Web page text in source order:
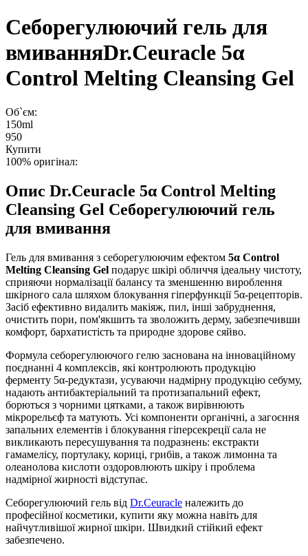
Себорегулюючий гель для
вмиванняDr.Ceuracle 5α
Control Melting Cleansing Gel
Об`єм:
150ml
950
Купити
100% оригінал:
Опис Dr.Ceuracle 5α Control Melting
Cleansing Gel Себорегулюючий гель
для вмивання
Гель для вмивання з себорегулюючим ефектом 5α Control
Melting Cleansing Gel подарує шкірі обличчя ідеальну чистоту,
сприяючи нормалізації балансу та зменшенню вироблення
шкірного сала шляхом блокування гіперфункції 5α-рецепторів.
Засіб ефективно видалить макіяж, пил, інші забруднення,
очистить пори, пом'якшить та зволожить дерму, забезпечивши
комфорт, бархатистість та природне здорове сяйво.
Формула себорегулюючого гелю заснована на інноваційному
поєднанні 4 комплексів, які контролюють продукцію
ферменту 5α-редуктази, усуваючи надмірну продукцію себуму,
надають антибактеріальний та протизапальний ефект,
борються з чорними цятками, а також вирівнюють
мікрорельєф та матують. Усі компоненти органічні, а загоєння
запальних елементів і блокування гіперсекреції сала не
викликають пересушування та подразнень: екстракти
гамамелісу, портулаку, кориці, грибів, а також лимонна та
олеанолова кислоти оздоровлюють шкіру і проблема
надмірної жирності відступає.
Себорегулюючий гель від Dr.Ceuracle належить до
професійної косметики, купити яку можна навіть для
найчутливішої жирної шкіри. Швидкий стійкий ефект
забезпечено.